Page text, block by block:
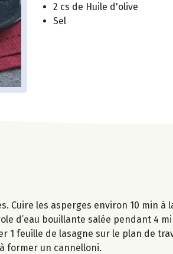
2 cs de Huile d'olive
Sel
Cuire les asperges environ 10 min à
d’eau bouillante salée pendant 4
1 feuille de lasagne sur le plan de
former un cannelloni.